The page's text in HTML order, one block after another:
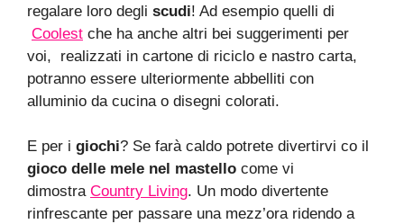
regalare loro degli scudi! Ad esempio quelli di
Coolest che ha anche altri bei suggerimenti per
voi, realizzati in cartone di riciclo e nastro carta,
potranno essere ulteriormente abbelliti con
alluminio da cucina o disegni colorati.
E per i giochi? Se farà caldo potrete divertirvi co il
gioco delle mele nel mastello come vi
dimostra Country Living. Un modo divertente
rinfrescante per passare una mezz’ora ridendo a